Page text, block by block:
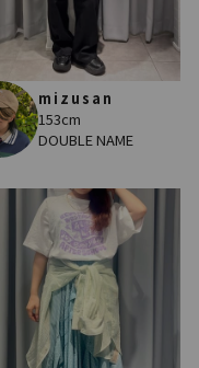
mizusan
153cm
DOUBLE NAME